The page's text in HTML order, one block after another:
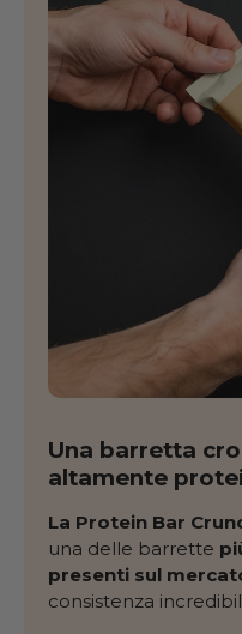
Una barretta
altamente
La Protein Bar
una delle barrette
presenti sul
consistenza